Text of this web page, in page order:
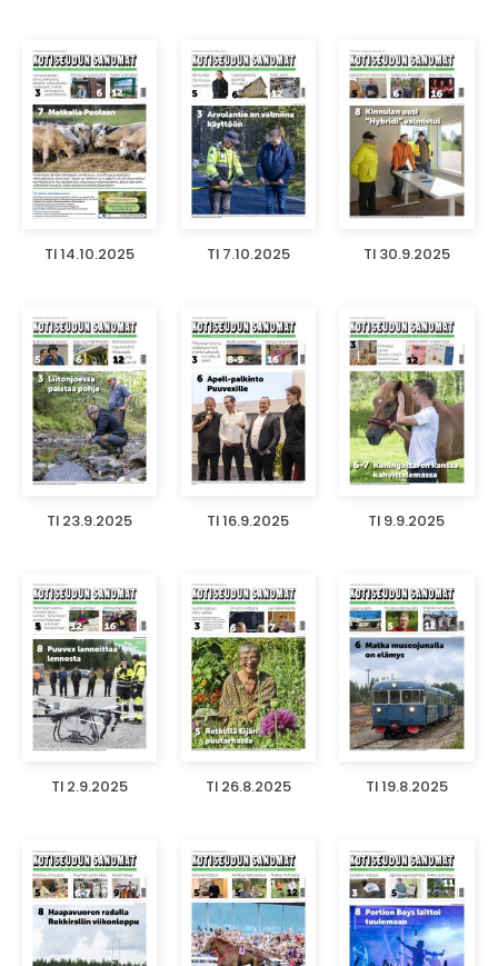
TI 14.10.2025 TI 7.10.2025 TI 30.9.2025
TI 23.9.2025 TI 16.9.2025 TI 9.9.2025
TI 2.9.2025 TI 26.8.2025 TI 19.8.2025